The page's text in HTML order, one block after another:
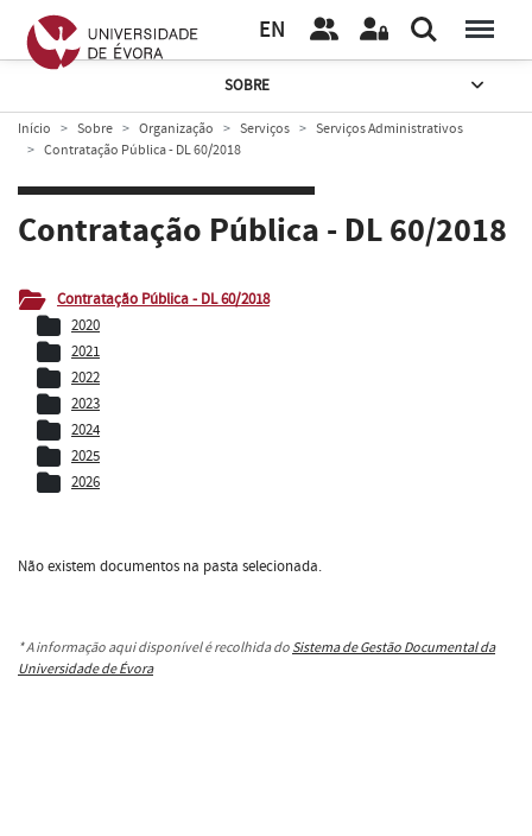
EN
SOBRE
Início Sobre Organização Serviços
Serviços Administrativos
Contratação Pública - DL 60/2018
Contratação Pública - DL 60/2018
Contratação Pública - DL 60/2018
2020
2021
2022
2023
2024
2025
2026
Não existem documentos na pasta selecionada.
* A informação aqui disponível é recolhida do Sistema de Gestão Documental da
Universidade de Évora